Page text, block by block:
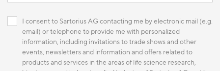
I consent to Sartorius AG contacting me by electronic mail (e.g.
email) or telephone to provide me with personalized
information, including invitations to trade shows and other
events, newsletters and information and offers related to
products and services in the areas of life science research,